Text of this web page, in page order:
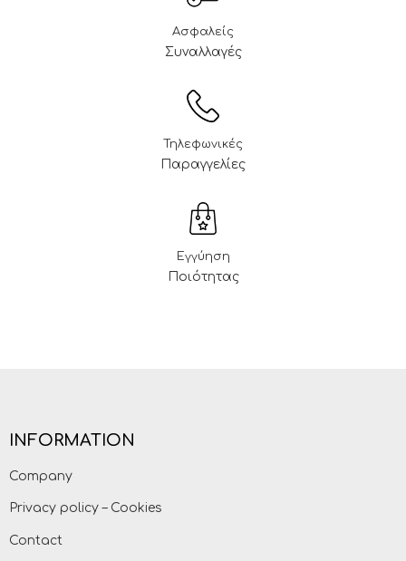
Ασφαλείς
Συναλλαγές
Τηλεφωνικές
Παραγγελίες
Εγγύηση
Ποιότητας
INFORMATION
Company
Privacy policy – Cookies
Contact